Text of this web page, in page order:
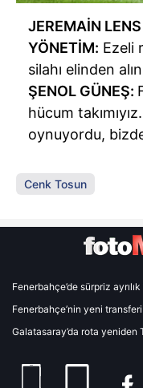
JEREMAİN LENS
YÖNETİM: Ezeli
silahı elinden
ŞENOL GÜNEŞ:
hücum
oynuyordu,
Cenk Tosun
Fenerbahçe’de sürpriz
Fenerbahçe’nin yeni
Galatasaray’da rota yeniden